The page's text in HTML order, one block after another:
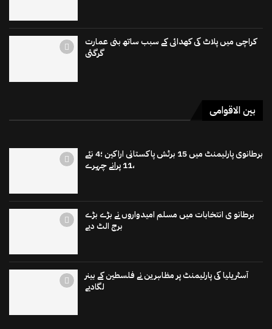
کراچی میں پلاٹ کی کھدائی کے سبب ساتھ بنی عمارت
گرگئی
بین الاقوامی
برطانوی پارلیمنٹ میں 15 برٹش پاکستانی اراکین ؛4 نئے
،11 پرانے چہرے
برطانو ی انتخابات میں مسلم امیدواروں نے بڑے بڑے
برج الٹ دیے
آسٹریلیا کی پارلیمنٹ پر مظاہرین نے فلسطین کے بینر
لگادیے